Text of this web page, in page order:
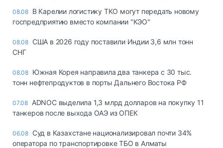
08.08 В Карелии логистику ТКО могут передать новому
госпредприятию вместо компании "КЭО"
08.08 США в 2026 году поставили Индии 3,6 млн тонн
СНГ
08.08 Южная Корея направила два танкера с 30 тыс.
тонн нефтепродуктов в порты Дальнего Востока РФ
07.08 ADNOC выделила 1,3 млрд долларов на покупку 11
танкеров после выхода ОАЭ из ОПЕК
06.08 Суд в Казахстане национализировал почти 34%
оператора по транспортировке ТБО в Алматы